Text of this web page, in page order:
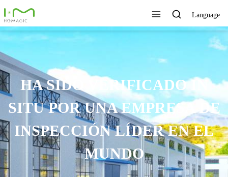
Language
HA SIDO VERIFICADO IN
SITU POR UNA EMPRESA DE
INSPECCIÓN LÍDER EN EL
MUNDO